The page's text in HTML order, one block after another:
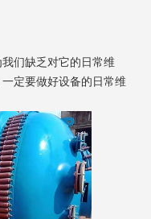
们缺乏对它的日常维
定要做好设备的日常维